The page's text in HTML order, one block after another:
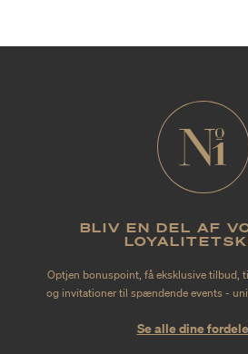
BLIV EN DEL AF
Optjen bonuspoint, få eksklusive tilbud,
og invitationer til spændende events -
Se alle dine